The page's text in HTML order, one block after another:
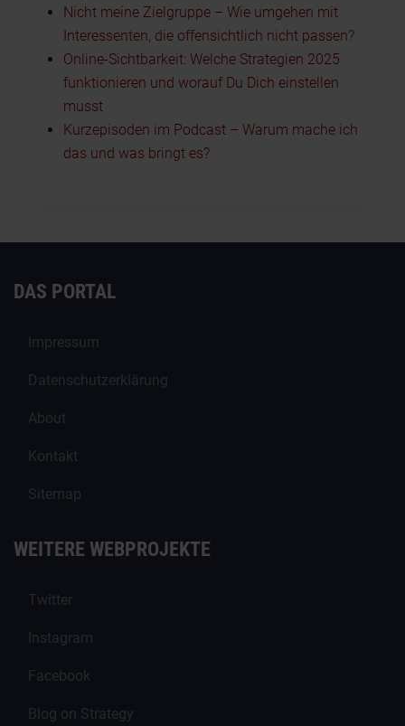
Nicht meine Zielgruppe – Wie umgehen mit
Interessenten, die offensichtlich nicht passen?
Online-Sichtbarkeit: Welche Strategien 2025
funktionieren und worauf Du Dich einstellen
musst
Kurzepisoden im Podcast – Warum mache ich
das und was bringt es?
DAS PORTAL
Impressum
Datenschutzerklärung
About
Kontakt
Sitemap
WEITERE WEBPROJEKTE
Twitter
Instagram
Facebook
Blog on Strategy